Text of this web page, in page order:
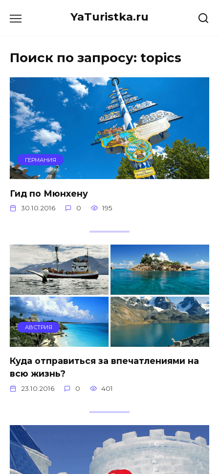
YaTuristka.ru
Поиск по запросу: topics
ГЕРМАНИЯ
Гид по Мюнхену
30.10.2016 0 195
АВСТРИЯ
Куда отправиться за впечатлениями на
всю жизнь?
23.10.2016 0 401